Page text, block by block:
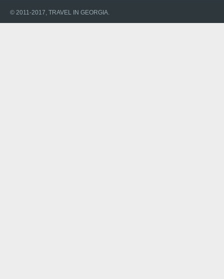
© 2011-2017, TRAVEL IN GEORGIA.